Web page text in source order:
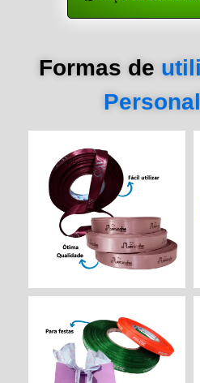
Formas de